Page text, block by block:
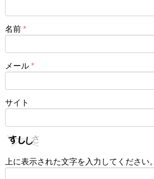
名前 *
メール *
サイト
上に表示された文字を入力してください。